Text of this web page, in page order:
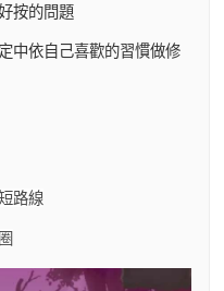
按的問題
中依自己喜歡的習慣做修
路線